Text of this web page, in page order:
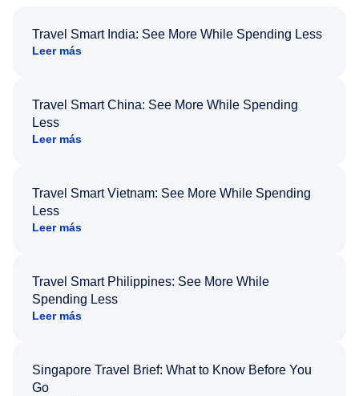
Travel Smart India: See More While Spending Less
Leer más
Travel Smart China: See More While Spending
Less
Leer más
Travel Smart Vietnam: See More While Spending
Less
Leer más
Travel Smart Philippines: See More While
Spending Less
Leer más
Singapore Travel Brief: What to Know Before You
Go